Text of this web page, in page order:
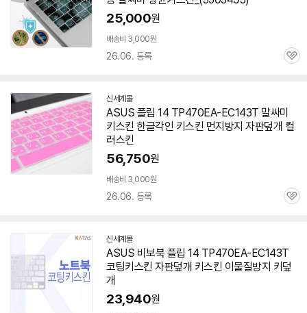
25,000원
배송비 3,000원
26.06. 등록
관
신세계몰
ASUS 플립 14 TP470EA-EC143T 말싸미
키스킨 한글각인 키스킨 먼지방지 자판덮개 컬
러스킨
56,750원
배송비 3,000원
26.06. 등록
관
신세계몰
ASUS 비보북 플립 14 TP470EA-EC143T
코팅키스킨 자판덮개 키스킨 이물질방지 키덮
개
23,940원